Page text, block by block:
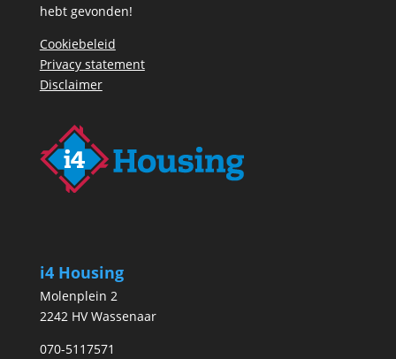
hebt gevonden!
Cookiebeleid
Privacy statement
Disclaimer
i4 Housing
Molenplein 2
2242 HV Wassenaar
070-5117571